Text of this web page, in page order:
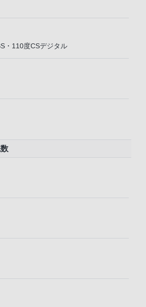
・110度CSデジタル